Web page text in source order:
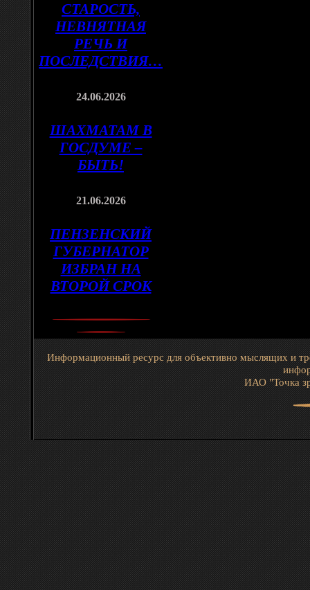
СТАРОСТЬ,
НЕВНЯТНАЯ
РЕЧЬ И
ПОСЛЕДСТВИЯ…
24.06.2026
ШАХМАТАМ В
ГОСДУМЕ –
БЫТЬ!
21.06.2026
ПЕНЗЕНСКИЙ
ГУБЕРНАТОР
ИЗБРАН НА
ВТОРОЙ СРОК
Информационный ресурс для объективно мыслящих и
ИАО "Точка